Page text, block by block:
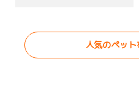
人気のペッ